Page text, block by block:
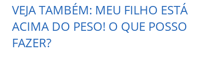
VEJA TAMBÉM: MEU FILHO ESTÁ
ACIMA DO PESO! O QUE POSSO
FAZER?